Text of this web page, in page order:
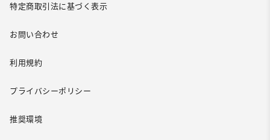
特定商取引法に基づく表示
お問い合わせ
利用規約
プライバシーポリシー
推奨環境